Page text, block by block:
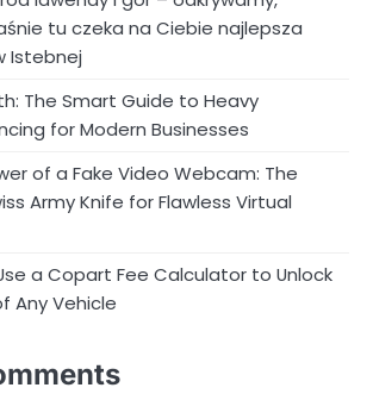
tu czeka na Ciebie najlepsza
Istebnej
The Smart Guide to Heavy
for Modern Businesses
of a Fake Video Webcam: The
Army Knife for Flawless Virtual
a Copart Fee Calculator to Unlock
Any Vehicle